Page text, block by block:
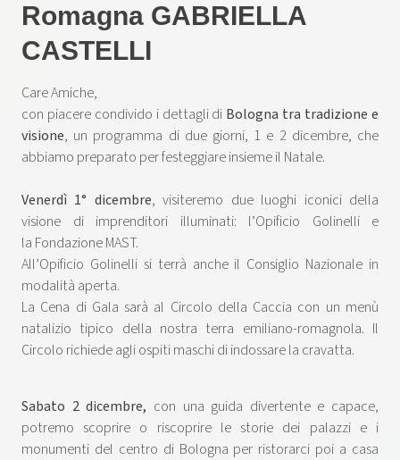
Romagna GABRIELLA
CASTELLI
Care Amiche,
con piacere condivido i dettagli di Bologna tra tradizione e
visione, un programma di due giorni, 1 e 2 dicembre, che
abbiamo preparato per festeggiare insieme il Natale.
Venerdì 1° dicembre, visiteremo due luoghi iconici della
visione di imprenditori illuminati: l’Opificio Golinelli e
la Fondazione MAST.
All’Opificio Golinelli si terrà anche il Consiglio Nazionale in
modalità aperta.
La Cena di Gala sarà al Circolo della Caccia con un menù
natalizio tipico della nostra terra emiliano-romagnola. Il
Circolo richiede agli ospiti maschi di indossare la cravatta.
Sabato 2 dicembre, con una guida divertente e capace,
potremo scoprire o riscoprire le storie dei palazzi e i
monumenti del centro di Bologna per ristorarci poi a casa